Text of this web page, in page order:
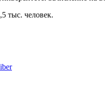
тыс. человек.